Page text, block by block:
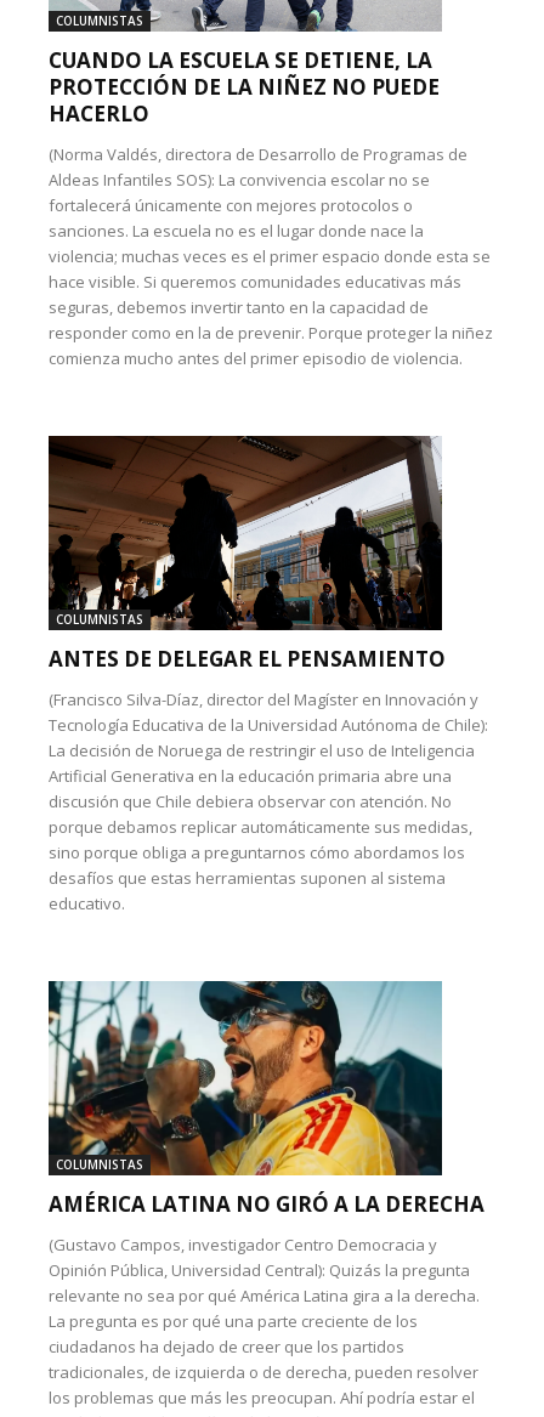
COLUMNISTAS
CUANDO LA ESCUELA SE DETIENE, LA
PROTECCIÓN DE LA NIÑEZ NO PUEDE
HACERLO
(Norma Valdés, directora de Desarrollo de Programas de
Aldeas Infantiles SOS): La convivencia escolar no se
fortalecerá únicamente con mejores protocolos o
sanciones. La escuela no es el lugar donde nace la
violencia; muchas veces es el primer espacio donde esta se
hace visible. Si queremos comunidades educativas más
seguras, debemos invertir tanto en la capacidad de
responder como en la de prevenir. Porque proteger la niñez
comienza mucho antes del primer episodio de violencia.
COLUMNISTAS
ANTES DE DELEGAR EL PENSAMIENTO
(Francisco Silva-Díaz, director del Magíster en Innovación y
Tecnología Educativa de la Universidad Autónoma de Chile):
La decisión de Noruega de restringir el uso de Inteligencia
Artificial Generativa en la educación primaria abre una
discusión que Chile debiera observar con atención. No
porque debamos replicar automáticamente sus medidas,
sino porque obliga a preguntarnos cómo abordamos los
desafíos que estas herramientas suponen al sistema
educativo.
COLUMNISTAS
AMÉRICA LATINA NO GIRÓ A LA DERECHA
(Gustavo Campos, investigador Centro Democracia y
Opinión Pública, Universidad Central): Quizás la pregunta
relevante no sea por qué América Latina gira a la derecha.
La pregunta es por qué una parte creciente de los
ciudadanos ha dejado de creer que los partidos
tradicionales, de izquierda o de derecha, pueden resolver
los problemas que más les preocupan. Ahí podría estar el